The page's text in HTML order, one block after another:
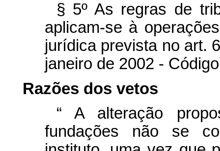
§ 5º As regras de
aplicam-se à
jurídica prevista no art.
janeiro de 2002 - Código
Razões dos vetos
“A alteração
fundações não se